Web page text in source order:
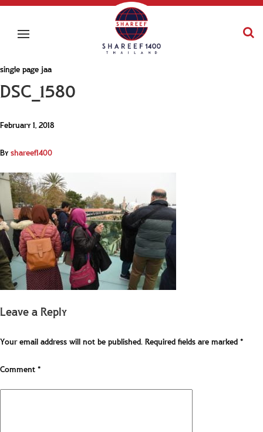
single page jaa
DSC_1580
February 1, 2018
Byshareef1400
Leave a Reply
Your email address will not be published.Required fields are marked*
Comment*